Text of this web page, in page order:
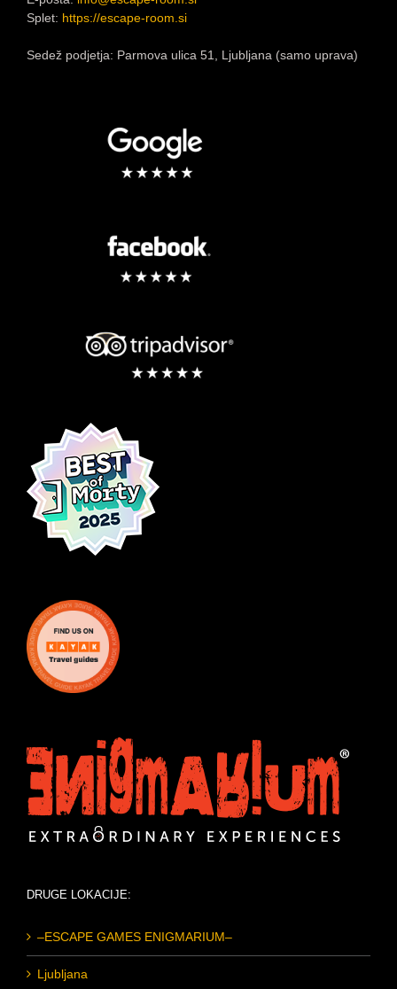
Splet: https://escape-room.si
Sedež podjetja: Parmova ulica 51, Ljubljana (samo uprava)
DRUGE LOKACIJE:
–ESCAPE GAMES ENIGMARIUM–
Ljubljana